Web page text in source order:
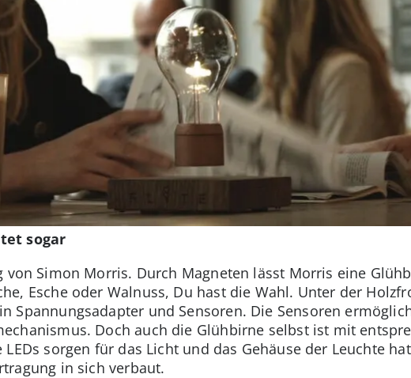
sogar
Simon Morris. Durch Magneten lässt Morris eine
Esche oder Walnuss, Du hast die Wahl. Unter der
Spannungsadapter und Sensoren. Die Sensoren
Doch auch die Glühbirne selbst ist mit
sorgen für das Licht und das Gehäuse der Leuchte
in sich verbaut.